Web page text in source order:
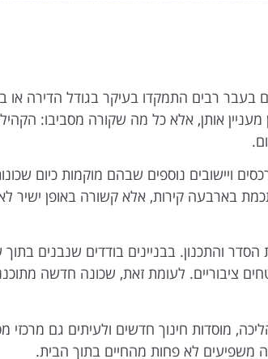
רבים התמקדו בעיקר בגודל הדירה או
מעניין אותן, אלא כל מה שקורה מסביבו:
ויישובים נוספים שבהם מוקמות כיום
בארבעה קירות, אלא קשורה באופן ישיר
והתכנון. בבניינים בודדים שנבנים בתוך
ציבוריים. לעומת זאת, שכונה חדשה
מוסדות חינוך חדשים ולעיתים גם מרכזי
משפיעים לא פחות מהחיים בתוך הבית.